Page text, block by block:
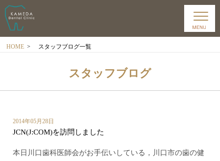
HOME > スタッフブログ一覧
スタッフブログ
2014年05月28日
JCN(J:COM)を訪問しました
本日川口歯科医師会がお手伝いしている，川口市の歯の健